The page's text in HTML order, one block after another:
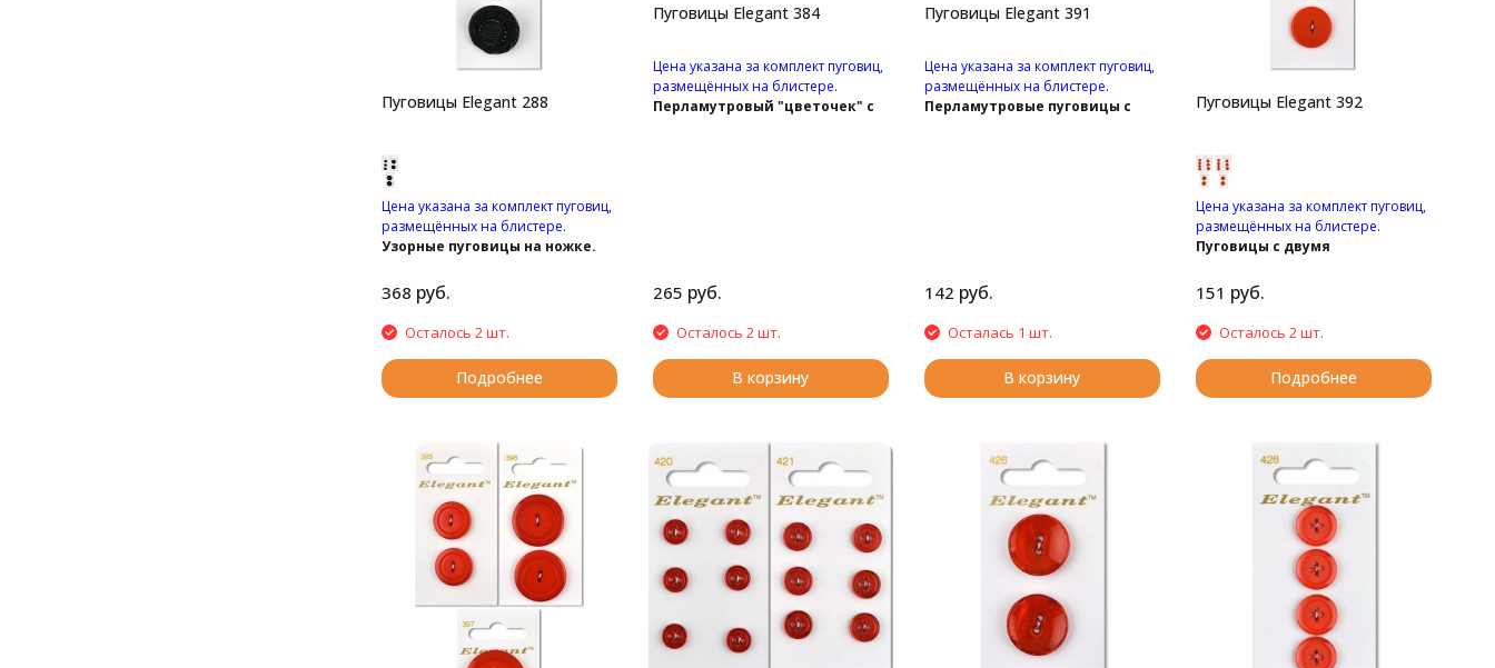
Пуговицы Elegant 288
Цена указана за комплект пуговиц,
размещённых на блистере.
Узорные пуговицы на ножке.
368 руб.
Осталось 2 шт.
Подробнее
Пуговицы Elegant 384
Цена указана за комплект пуговиц,
размещённых на блистере.
Перламутровый "цветочек" с
265 руб.
Осталось 2 шт.
В корзину
Пуговицы Elegant 391
Цена указана за комплект пуговиц,
размещённых на блистере.
Перламутровые пуговицы с
142 руб.
Осталась 1 шт.
В корзину
Пуговицы Elegant 392
Цена указана за комплект пуговиц,
размещённых на блистере.
Пуговицы с двумя
151 руб.
Осталось 2 шт.
Подробнее